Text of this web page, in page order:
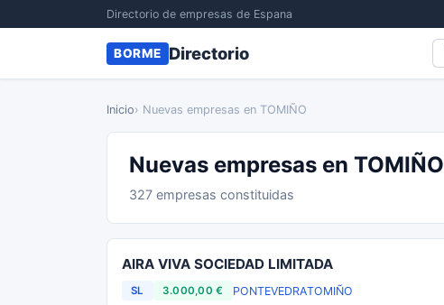
Directorio de empresas de Espana
BORME Directorio
Inicio› Nuevas empresas en TOMIÑO
Nuevas empresas en TOMIÑO
327 empresas constituidas
AIRA VIVA SOCIEDAD LIMITADA
SL 3.000,00 € PONTEVEDRATOMIÑO